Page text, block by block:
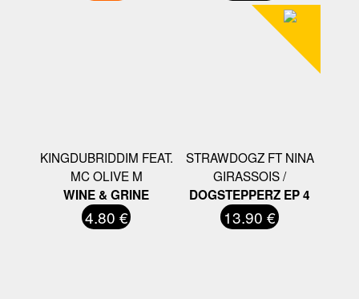
KINGDUBRIDDIM FEAT.
MC OLIVE M
WINE & GRINE
4.80 €
STRAWDOGZ FT NINA
GIRASSOIS /
DOGSTEPPERZ EP 4
13.90 €